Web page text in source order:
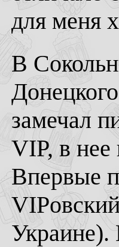
для меня
В
замечал
VIP, в нее
Впервые
Украине).